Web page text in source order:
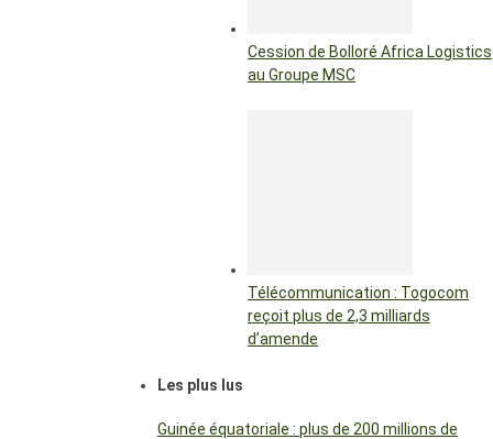
Cession de Bolloré Africa Logistics
au Groupe MSC
Télécommunication : Togocom
reçoit plus de 2,3 milliards
d’amende
Les plus lus
Guinée équatoriale : plus de 200 millions de